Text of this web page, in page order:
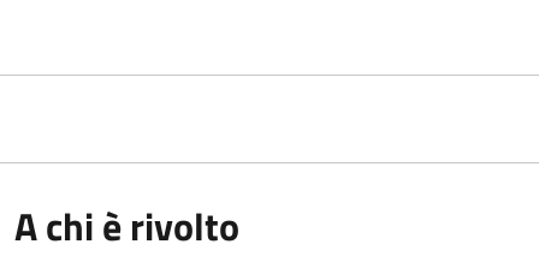
A chi è rivolto